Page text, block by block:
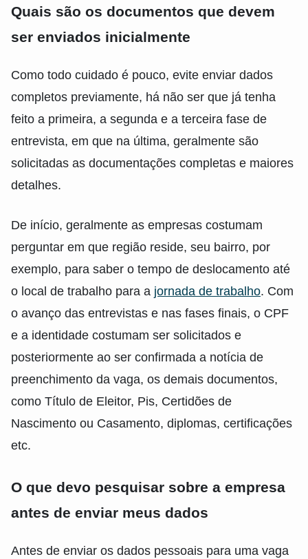
Quais são os documentos que devem
ser enviados inicialmente
Como todo cuidado é pouco, evite enviar dados
completos previamente, há não ser que já tenha
feito a primeira, a segunda e a terceira fase de
entrevista, em que na última, geralmente são
solicitadas as documentações completas e maiores
detalhes.
De início, geralmente as empresas costumam
perguntar em que região reside, seu bairro, por
exemplo, para saber o tempo de deslocamento até
o local de trabalho para a jornada de trabalho. Com
o avanço das entrevistas e nas fases finais, o CPF
e a identidade costumam ser solicitados e
posteriormente ao ser confirmada a notícia de
preenchimento da vaga, os demais documentos,
como Título de Eleitor, Pis, Certidões de
Nascimento ou Casamento, diplomas, certificações
etc.
O que devo pesquisar sobre a empresa
antes de enviar meus dados
Antes de enviar os dados pessoais para uma vaga